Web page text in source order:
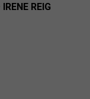
REIG